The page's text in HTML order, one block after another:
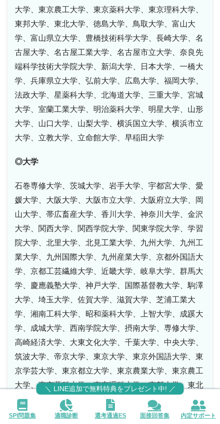
大学、東京農工大学、東京薬科大学、東京理科大学、
東邦大学、東北大学、徳島大学、鳥取大学、富山大
学、富山県立大学、豊橋技術科学大学、長崎大学、名
古屋大学、名古屋工業大学、名古屋市立大学、奈良先
端科学技術大学院大学、新潟大学、日本大学、一橋大
学、兵庫県立大学、弘前大学、広島大学、福岡大学、
法政大学、星薬科大学、北海道大学、三重大学、宮城
大学、室蘭工業大学、明治薬科大学、明星大学、山形
大学、山口大学、山梨大学、横浜国立大学、横浜市立
大学、立教大学、立命館大学、早稲田大学
◎大学
石巻専修大学、茨城大学、岩手大学、宇都宮大学、愛
媛大学、大阪大学、大阪市立大学、大阪府立大学、岡
山大学、帯広畜産大学、香川大学、神奈川大学、金沢
大学、関西大学、関西学院大学、関東学院大学、学習
院大学、北里大学、北見工業大学、九州大学、九州工
業大学、九州国際大学、九州産業大学、京都外国語大
学、京都工芸繊維大学、近畿大学、岐阜大学、群馬大
学、慶應義塾大学、神戸大学、国際基督教大学、駒澤
大学、埼玉大学、佐賀大学、滋賀大学、芝浦工業大
学、湘南工科大学、昭和薬科大学、上智大学、成蹊大
学、成城大学、西南学院大学、摂南大学、専修大学、
高崎経済大学、大東文化大学、千葉大学、中央大学、
筑波大学、帝京大学、東京大学、東京外国語大学、東
京学芸大学、東京都立大学、東京農業大学、東京農工
大学、東京薬科大学、東京理科大学、東邦大学、東北
大学、東洋大学、徳島大学、富山大学、富山県立大
学、同志社大学、名古屋大学、名古屋工業大学、日本
SPI問題集 適職診断 選考通過ES 面接回答集 内定サポート
＼ LINE追加で無料特典をプレゼント中! ／